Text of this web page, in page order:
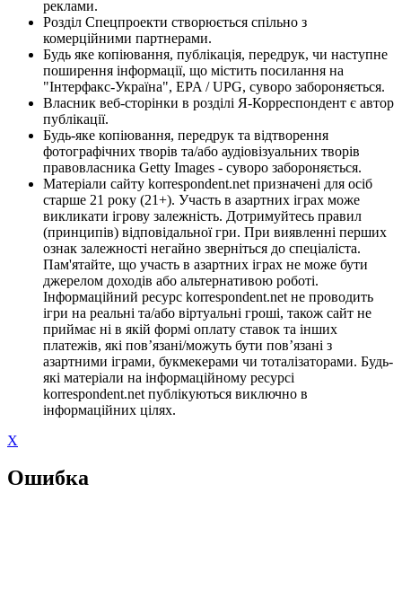
реклами.
Розділ Спецпроекти створюється спільно з
комерційними партнерами.
Будь яке копіювання, публікація, передрук, чи наступне
поширення інформації, що містить посилання на
"Інтерфакс-Україна", EPA / UPG, суворо забороняється.
Власник веб-сторінки в розділі Я-Корреспондент є автор
публікації.
Будь-яке копіювання, передрук та відтворення
фотографічних творів та/або аудіовізуальних творів
правовласника Getty Images - суворо забороняється.
Матеріали сайту korrespondent.net призначені для осіб
старше 21 року (21+). Участь в азартних іграх може
викликати ігрову залежність. Дотримуйтесь правил
(принципів) відповідальної гри. При виявленні перших
ознак залежності негайно зверніться до спеціаліста.
Пам'ятайте, що участь в азартних іграх не може бути
джерелом доходів або альтернативою роботі.
Інформаційний ресурс korrespondent.net не проводить
ігри на реальні та/або віртуальні гроші, також сайт не
приймає ні в якій формі оплату ставок та інших
платежів, які пов’язані/можуть бути пов’язані з
азартними іграми, букмекерами чи тоталізаторами. Будь-
які матеріали на інформаційному ресурсі
korrespondent.net публікуються виключно в
інформаційних цілях.
X
Ошибка